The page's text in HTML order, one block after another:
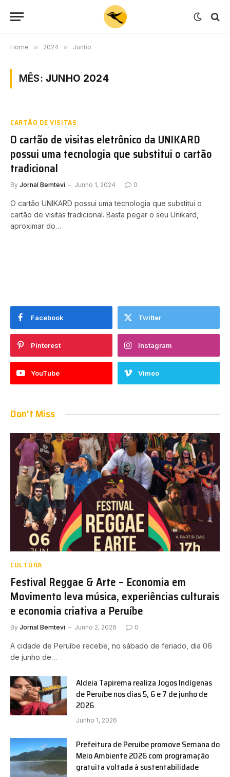
Home » 2024 » Junho
MÊS: JUNHO 2024
CARTÃO DE VISITAS
O cartão de visitas eletrônico da UNIKARD
possui uma tecnologia que substitui o cartão
tradicional
By Jornal Bemtevi Junho 1, 2024 0
O cartão UNIKARD possui uma tecnologia que substitui o
cartão de visitas tradicional. Basta pegar o seu Unikard,
aproximar do…
Facebook Twitter
Pinterest Instagram
YouTube Vimeo
Don't Miss
CULTURA
Festival Reggae & Arte – Economia em
Movimento leva música, experiências culturais
e economia criativa a Peruíbe
By Jornal Bemtevi Junho 2, 2026 0
A cidade de Peruíbe recebe, no sábado de feriado, dia 06
de junho de…
Aldeia Tapirema realiza Jogos Indígenas
de Peruíbe nos dias 5, 6 e 7 de junho de
2026
Junho 1, 2026
Prefeitura de Peruíbe promove Semana do
Meio Ambiente 2026 com programação
gratuita voltada à sustentabilidade